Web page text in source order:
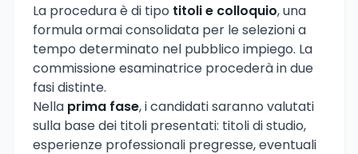
La procedura è di tipo titoli e colloquio, una
formula ormai consolidata per le selezioni a
tempo determinato nel pubblico impiego. La
commissione esaminatrice procederà in due
fasi distinte.
Nella prima fase, i candidati saranno valutati
sulla base dei titoli presentati: titoli di studio,
esperienze professionali pregresse, eventuali